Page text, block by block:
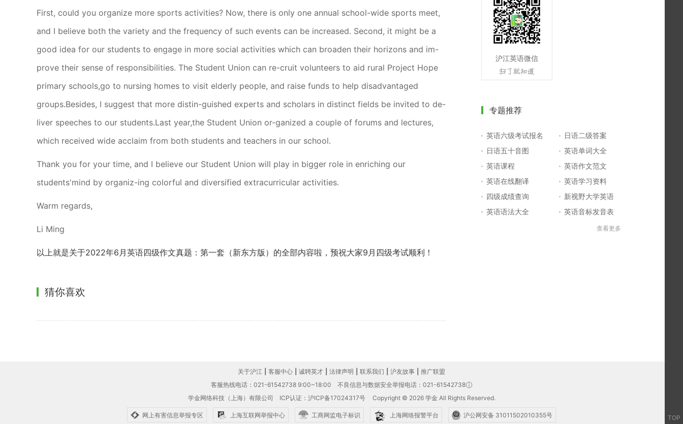
First, could you organize more sports activities? Now, there is only one annual school-wide sports meet,
and I believe both the variety and the frequency of such events can be increased. Second, it might be a
good idea for our students to engage in more social activities which can broaden their horizons and im-
prove their sense of responsibilities. The Student Union can re-cruit volunteers to aid rural Project Hope
primary schools,go to nursing homes to visit elderly people, and raise funds to help disadvantaged
groups.Besides, I suggest that more distin-guished experts and scholars in distinct fields be invited to de-
liver speeches to our students.Last year,the Student Union or-ganized a couple of forums and lectures,
which received wide acclaim from both students and teachers in our school.
Thank you for your time, and I believe our Student Union will play in bigger role in enriching our
students'mind by organiz-ing colorful and diversified extracurricular activities.
Warm regards,
Li Ming
以上就是关于2022年6月英语四级作文真题：第一套（新东方版）的全部内容啦，预祝大家9月四级考试顺利！
猜你喜欢
沪江英语微信
专题推荐
英语六级考试报名
日语二级答案
日语五十音图
英语单词大全
英语课程
英语作文范文
英语在线翻译
英语学习资料
四级成绩查询
新视野大学英语
英语语法大全
英语音标发音表
英语知识点查看更多
TOP
关于沪江 客服中心 诚聘英才 法律声明 联系我们 沪友故事
推广联盟
客服热线电话：021-61542738 9:00~18:00
不良信息与数据安全举报电话：021-61542738
学金网络科技（上海）有限公司 ICP认证：沪ICP备17024317号 Copyright © 2026 学金 All Rights Reserved.
网上有害信息举报专区 上海互联网举报中心 工商网监电子标识 上海网络报警平台 沪公网安备 31011502010355号